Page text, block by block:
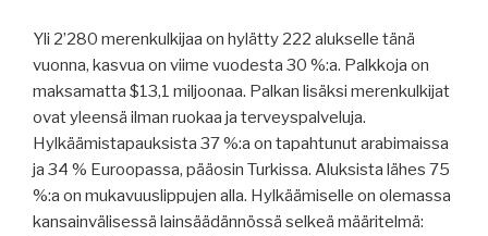
Yli 2’280 merenkulkijaa on hylätty 222 alukselle tänä
vuonna, kasvua on viime vuodesta 30 %:a. Palkkoja on
maksamatta $13,1 miljoonaa. Palkan lisäksi merenkulkijat
ovat yleensä ilman ruokaa ja terveyspalveluja.
Hylkäämistapauksista 37 %:a on tapahtunut arabimaissa
ja 34 % Euroopassa, pääosin Turkissa. Aluksista lähes 75
%:a on mukavuuslippujen alla. Hylkäämiselle on olemassa
kansainvälisessä lainsäädännössä selkeä määritelmä: